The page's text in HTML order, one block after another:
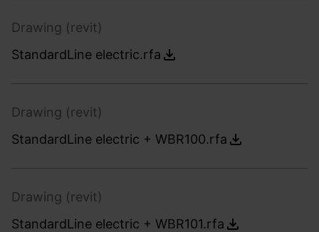
Drawing (revit)
StandardLine electric.rfa
Drawing (revit)
StandardLine electric + WBR100.rfa
Drawing (revit)
StandardLine electric + WBR101.rfa